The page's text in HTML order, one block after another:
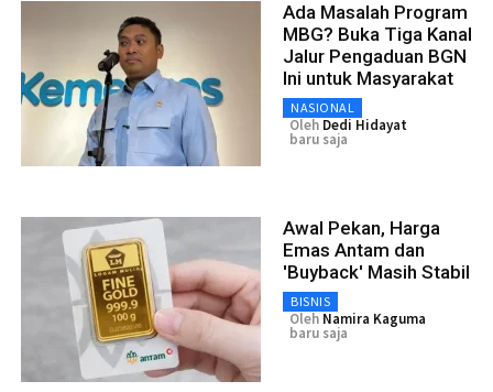
Ada Masalah Program
MBG? Buka Tiga Kanal
Jalur Pengaduan BGN
Ini untuk Masyarakat
NASIONAL
Oleh Dedi Hidayat
baru saja
Awal Pekan, Harga
Emas Antam dan
'Buyback' Masih Stabil
BISNIS
Oleh Namira Kaguma
baru saja